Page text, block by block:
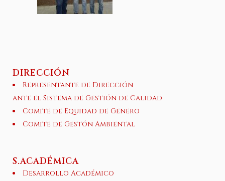
DIRECCIÓN
Representante de Dirección
ante el Sistema de Gestión de Calidad
Comite de Equidad de Genero
Comite de Gestón Ambiental
S.ACADÉMICA
Desarrollo Académico